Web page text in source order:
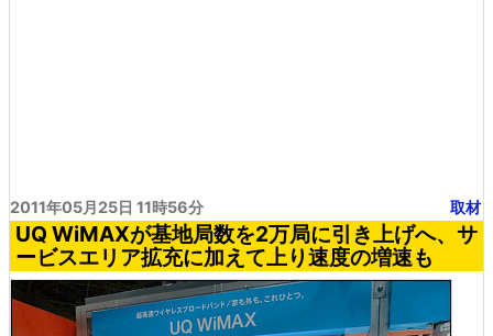
2011年05月25日 11時56分 取材
UQ WiMAXが基地局数を2万局に引き上げへ、サ
ービスエリア拡充に加えて上り速度の増速も